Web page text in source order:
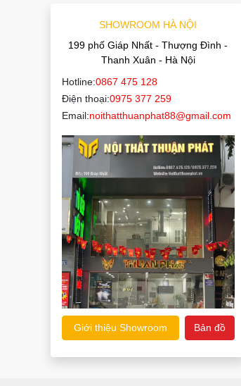
SHOWROOM HÀ NỘI
199 phố Giáp Nhất - Thượng Đình -
Thanh Xuân - Hà Nội
Hotline:0867 475 128
Điện thoại:0975 377 259
Email:noithatthuanphat88@gmail.com
Giới thiệu Showroom Bản đồ